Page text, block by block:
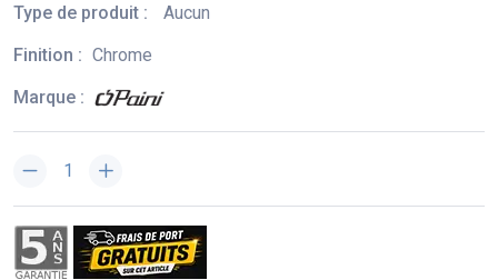
Type de produit :
Aucun
Finition : Chrome
Marque :